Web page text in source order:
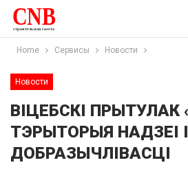
Home Сервисы Новости
Новости
ВІЦЕБСКІ ПРЫТУЛАК
ТЭРЫТОРЫЯ НАДЗЕІ І
ДОБРАЗЫЧЛІВАСЦІ